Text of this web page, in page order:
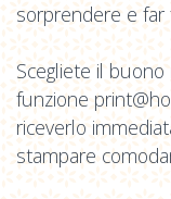
sorprendere e far
Scegliete il
funzione
riceverlo
stampare